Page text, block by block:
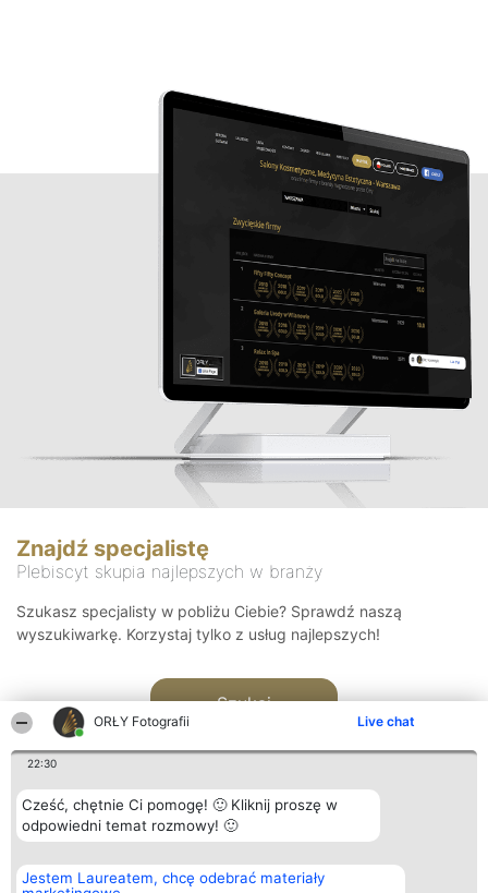
ORŁY Fotografii Live chat
22:30
Cześć, chętnie Ci pomogę! 🙂 Kliknij proszę w
odpowiedni temat rozmowy! 🙂
Jestem Laureatem, chcę odebrać materiały
Znajdź specjalistę
Plebiscyt skupia najlepszych w branży
Szukasz specjalisty w pobliżu Ciebie? Sprawdź naszą
wyszukiwarkę. Korzystaj tylko z usług najlepszych!
Szukaj
Organizator plebiscytu
Bright Side Solutions sp. z o.
Plebiscyt
Laureaci
Kontakt
Kontakt